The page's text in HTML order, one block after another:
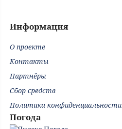
Информация
О проекте
Контакты
Партнёры
Сбор средств
Политика конфиденциальности
Погода